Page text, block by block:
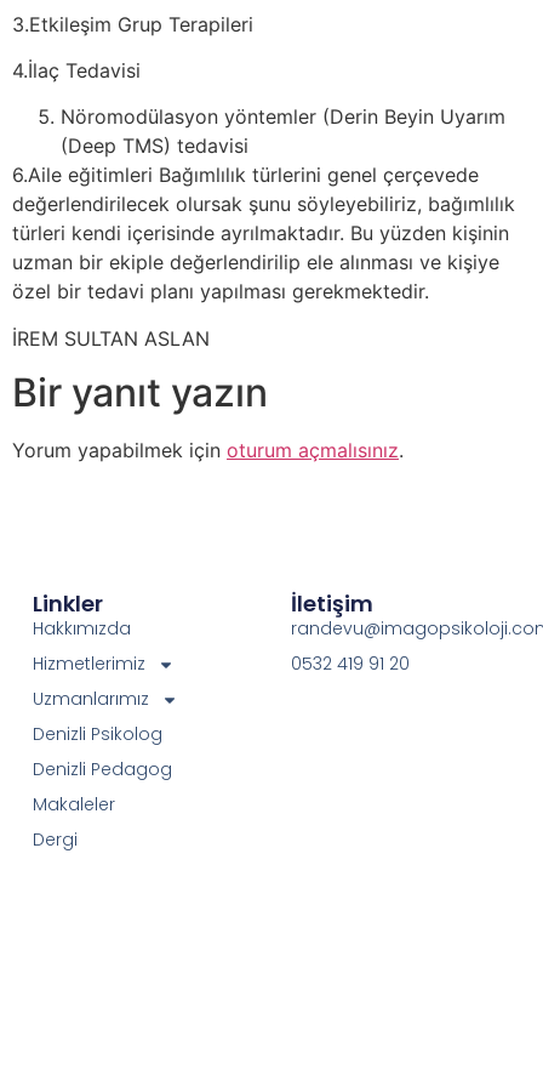
3.Etkileşim Grup Terapileri
4.İlaç Tedavisi
Nöromodülasyon yöntemler (Derin Beyin Uyarım
(Deep TMS) tedavisi
6.Aile eğitimleri Bağımlılık türlerini genel çerçevede
değerlendirilecek olursak şunu söyleyebiliriz, bağımlılık
türleri kendi içerisinde ayrılmaktadır. Bu yüzden kişinin
uzman bir ekiple değerlendirilip ele alınması ve kişiye
özel bir tedavi planı yapılması gerekmektedir.
İREM SULTAN ASLAN
Bir yanıt yazın
Yorum yapabilmek için oturum açmalısınız.
Linkler
Hakkımızda
Hizmetlerimiz
Uzmanlarımız
Denizli Psikolog
Denizli Pedagog
Makaleler
Dergi
İletişim
0532 419 91 20